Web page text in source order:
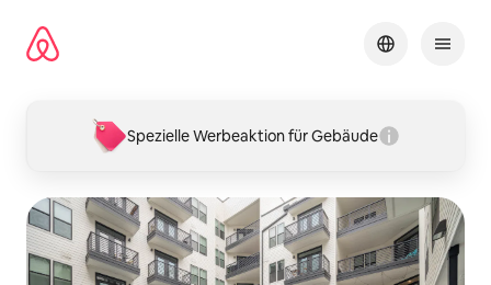
Inhalten
springen
Spezielle Werbeaktion für Gebäude